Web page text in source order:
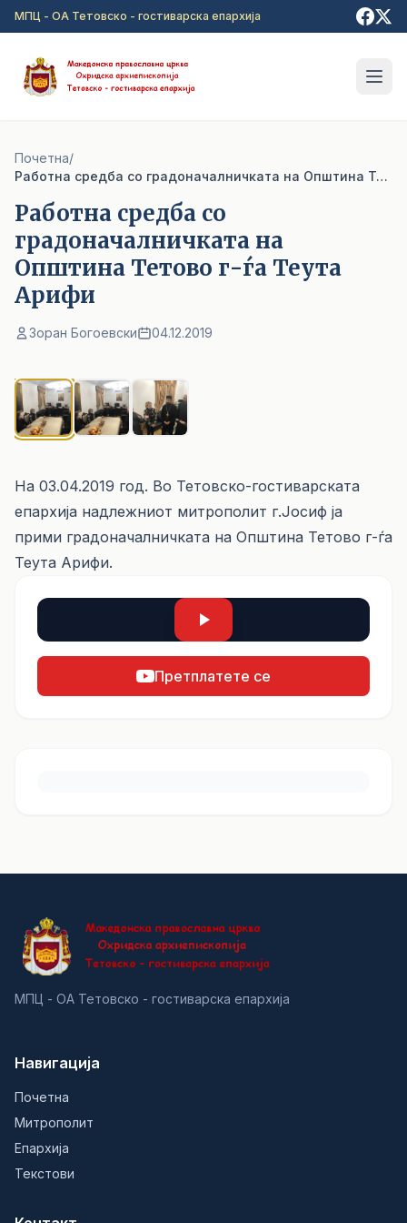
Прејди на главна содржина
МПЦ - ОА Тетовско - гостиварска епархија
Почетна/
Работна средба со градоначалничката на Општина Тетово г-ѓа Теута Арифи
Работна средба со
градоначалничката на
Општина Тетово г-ѓа Теута
Арифи
Зоран Богоевски 04.12.2019
На 03.04.2019 год. Во Тетовско-гостиварската
епархија надлежниот митрополит г.Јосиф ја
прими градоначалничката на Општина Тетово г-ѓа
Теута Арифи.
Претплатете се
МПЦ - ОА Тетовско - гостиварска епархија
Навигација
Почетна
Митрополит
Епархија
Текстови